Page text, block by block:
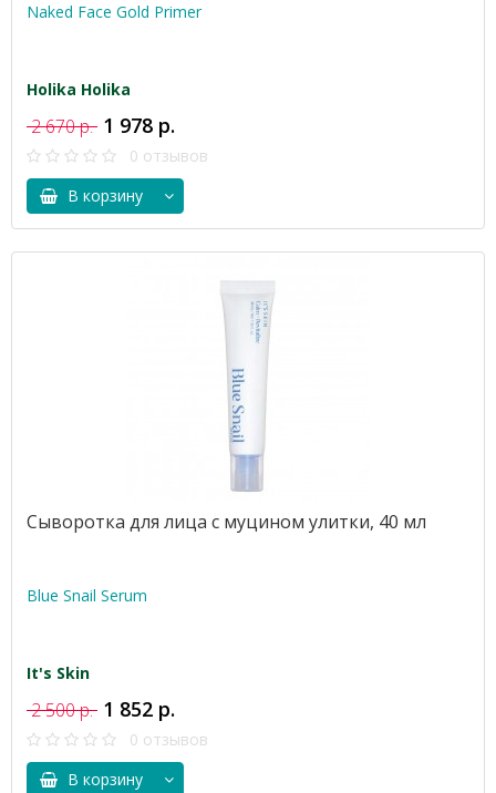
Naked Face Gold Primer
Holika Holika
2 670 р. 1 978 р.
0 отзывов
В корзину
Сыворотка для лица с муцином улитки, 40 мл
Blue Snail Serum
It's Skin
2 500 р. 1 852 р.
0 отзывов
В корзину